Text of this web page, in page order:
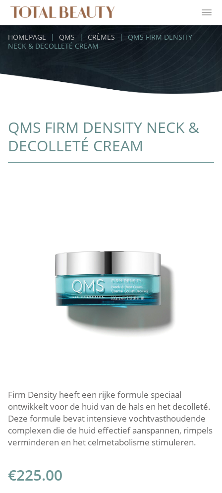
HOMEPAGE | QMS | CRÈMES |
QMS FIRM DENSITY
NECK & DECOLLETÉ CREAM
QMS FIRM DENSITY NECK &
DECOLLETÉ CREAM
Firm Density heeft een rijke formule speciaal
ontwikkelt voor de huid van de hals en het decolleté.
Deze formule bevat intensieve vochtvasthoudende
complexen die de huid effectief aanspannen, rimpels
verminderen en het celmetabolisme stimuleren.
€225.00